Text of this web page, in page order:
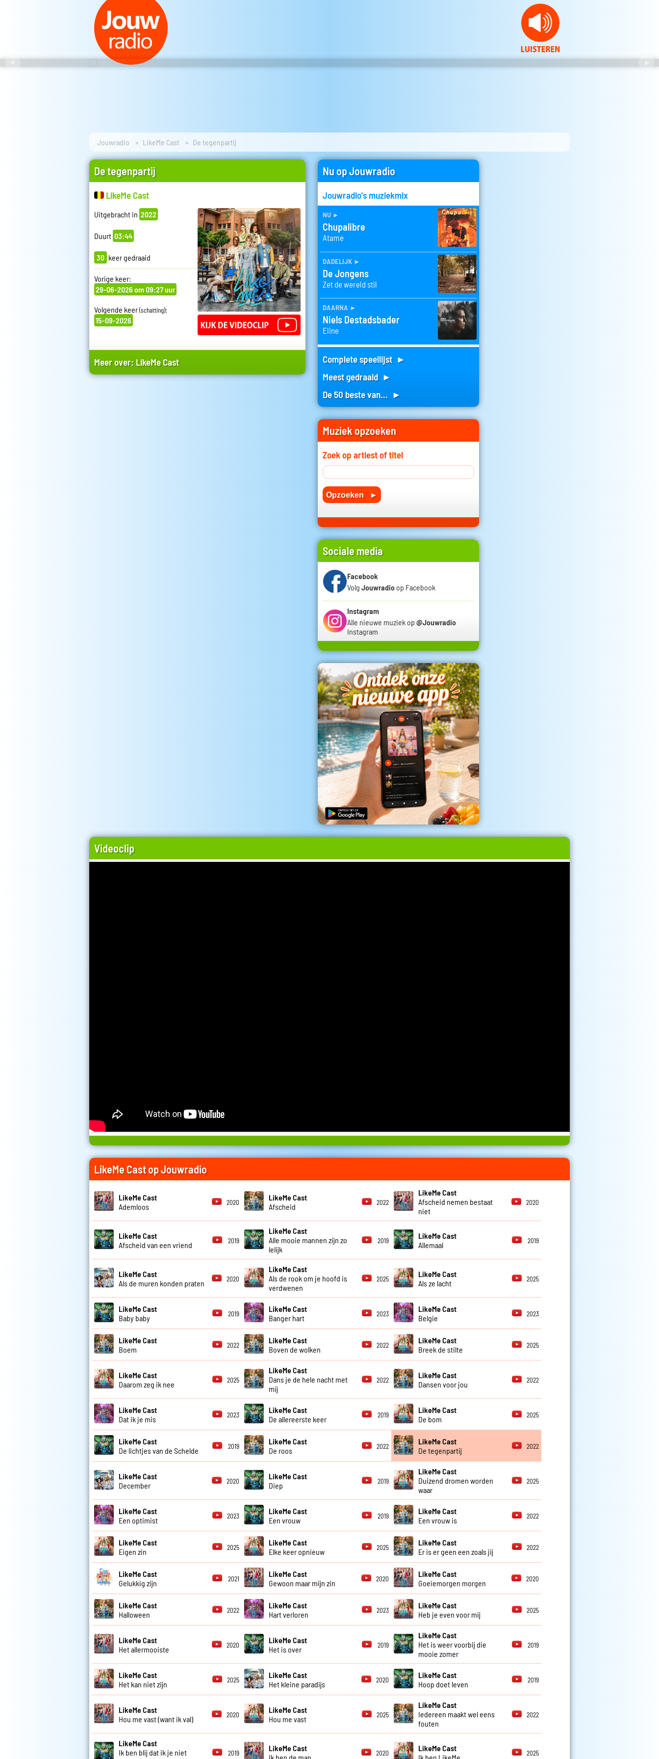
Jouwradio LikeMe Cast De tegenpartij
De tegenpartij
LikeMe Cast
Uitgebracht in 2022
Duurt 03:44
30 keer gedraaid
Vorige keer:
29-06-2026 om 09:27 uur
Volgende keer(schatting):
15-09-2026
Meer over: LikeMe Cast
Nu op Jouwradio
Jouwradio's muziekmix
nu ►
Chupalibre
Atame
dadelijk ►
De Jongens
Zet de wereld stil
daarna ►
Niels Destadsbader
Eline
Complete speellijst ►
Meest gedraaid ►
De 50 beste van... ►
Muziek opzoeken
Zoek op artiest of titel
Sociale media
Facebook
Volg Jouwradio op Facebook
Instagram
Alle nieuwe muziek op @Jouwradio
Instagram
Videoclip
LikeMe Cast op Jouwradio
LikeMe Cast
Ademloos
2020
LikeMe Cast
Afscheid
2022
LikeMe Cast
Afscheid nemen bestaat
niet
2020
LikeMe Cast
Afscheid van een vriend
2019
LikeMe Cast
Alle mooie mannen zijn zo
lelijk
2019
LikeMe Cast
Allemaal
2019
LikeMe Cast
Als de muren konden praten
2020
LikeMe Cast
Als de rook om je hoofd is
verdwenen
2025
LikeMe Cast
Als ze lacht
2025
LikeMe Cast
Baby baby
2019
LikeMe Cast
Banger hart
2023
LikeMe Cast
Belgie
2023
LikeMe Cast
Boem
2022
LikeMe Cast
Boven de wolken
2022
LikeMe Cast
Breek de stilte
2025
LikeMe Cast
Daarom zeg ik nee
2025
LikeMe Cast
Dans je de hele nacht met
mij
2022
LikeMe Cast
Dansen voor jou
2022
LikeMe Cast
Dat ik je mis
2023
LikeMe Cast
De allereerste keer
2019
LikeMe Cast
De bom
2025
LikeMe Cast
De lichtjes van de Schelde
2019
LikeMe Cast
De roos
2022
LikeMe Cast
De tegenpartij
2022
LikeMe Cast
December
2020
LikeMe Cast
Diep
2019
LikeMe Cast
Duizend dromen worden
waar
2025
LikeMe Cast
Een optimist
2023
LikeMe Cast
Een vrouw
2019
LikeMe Cast
Een vrouw is
2022
LikeMe Cast
Eigen zin
2025
LikeMe Cast
Elke keer opnieuw
2025
LikeMe Cast
Er is er geen een zoals jij
2022
LikeMe Cast
Gelukkig zijn
2021
LikeMe Cast
Gewoon maar mijn zin
2020
LikeMe Cast
Goeiemorgen morgen
2020
LikeMe Cast
Halloween
2022
LikeMe Cast
Hart verloren
2023
LikeMe Cast
Heb je even voor mij
2025
LikeMe Cast
Het allermooiste
2020
LikeMe Cast
Het is over
2019
LikeMe Cast
Het is weer voorbij die
mooie zomer
2019
LikeMe Cast
Het kan niet zijn
2025
LikeMe Cast
Het kleine paradijs
2020
LikeMe Cast
Hoop doet leven
2019
LikeMe Cast
Hou me vast (want ik val)
2020
LikeMe Cast
Hou me vast
2025
LikeMe Cast
Iedereen maakt wel eens
fouten
2022
LikeMe Cast
Ik ben blij dat ik je niet
2019
LikeMe Cast
2020
LikeMe Cast
2025